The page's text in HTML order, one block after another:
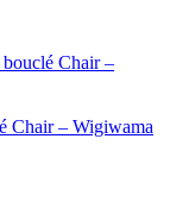
Chair –
Chair – Wigiwama